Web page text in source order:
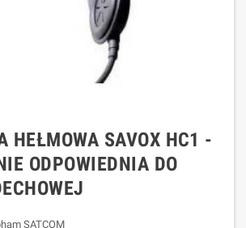
HEŁMOWA SAVOX HC1 -
ODPOWIEDNIA DO
SATCOM